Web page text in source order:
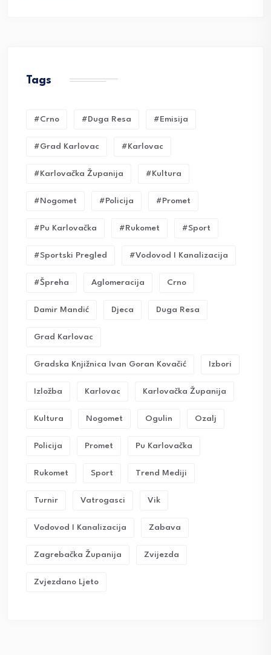
Tags
#crno #duga Resa #emisija
#grad Karlovac #karlovac
#karlovačka Županija #kultura
#nogomet #policija #promet
#pu Karlovačka #rukomet #sport
#sportski Pregled #vodovod I Kanalizacija
#Špreha Aglomeracija Crno
Damir Mandić Djeca Duga Resa
Grad Karlovac
Gradska Knjižnica Ivan Goran Kovačić Izbori
Izložba Karlovac Karlovačka Županija
Kultura Nogomet Ogulin Ozalj
Policija Promet Pu Karlovačka
Rukomet Sport Trend Mediji
Turnir Vatrogasci Vik
Vodovod I Kanalizacija Zabava
Zagrebačka Županija Zvijezda
Zvjezdano Ljeto